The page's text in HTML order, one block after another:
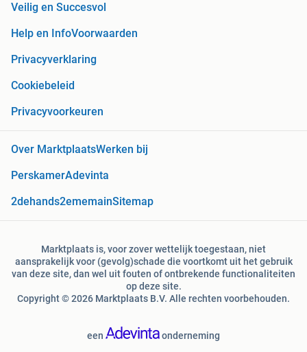
Veilig en Succesvol
Help en InfoVoorwaarden
Privacyverklaring
Cookiebeleid
Privacyvoorkeuren
Over MarktplaatsWerken bij
PerskamerAdevinta
2dehands2ememainSitemap
Marktplaats is, voor zover wettelijk toegestaan, niet
aansprakelijk voor (gevolg)schade die voortkomt uit het gebruik
van deze site, dan wel uit fouten of ontbrekende functionaliteiten
op deze site.
Copyright © 2026 Marktplaats B.V. Alle rechten voorbehouden.
een onderneming